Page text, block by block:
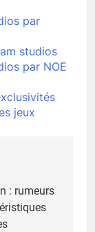
par
studios
par NOE
jeux
: rumeurs